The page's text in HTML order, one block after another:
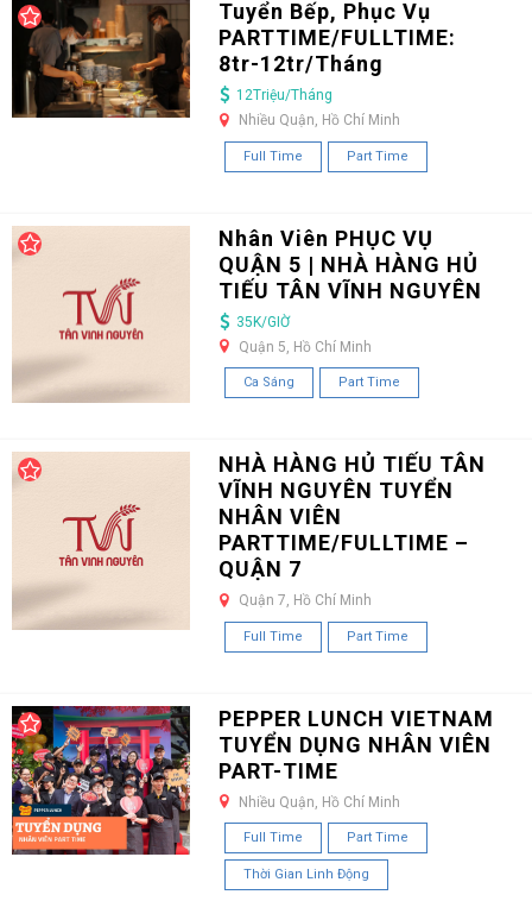
Tuyển Bếp, Phục Vụ
PARTTIME/FULLTIME:
8tr-12tr/Tháng
12Triệu/Tháng
Nhiều Quận, Hồ Chí Minh
Full Time Part Time
Nhân Viên PHỤC VỤ
QUẬN 5 | NHÀ HÀNG HỦ
TIẾU TÂN VĨNH NGUYÊN
35K/GIỜ
Quận 5, Hồ Chí Minh
Ca Sáng Part Time
NHÀ HÀNG HỦ TIẾU TÂN
VĨNH NGUYÊN TUYỂN
NHÂN VIÊN
PARTTIME/FULLTIME –
QUẬN 7
Quận 7, Hồ Chí Minh
Full Time Part Time
PEPPER LUNCH VIETNAM
TUYỂN DỤNG NHÂN VIÊN
PART-TIME
Nhiều Quận, Hồ Chí Minh
Full Time Part Time
Thời Gian Linh Động